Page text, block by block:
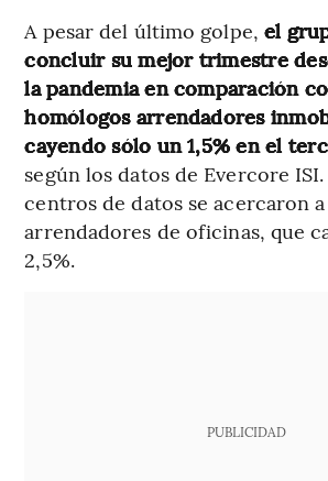
A pesar del último golpe, el
concluir su mejor trimestre
la pandemia en comparación
homólogos arrendadores
cayendo sólo un 1,5% en el
según los datos de Evercore
centros de datos se acercaron
arrendadores de oficinas, que
2,5%.
PUBLICIDAD